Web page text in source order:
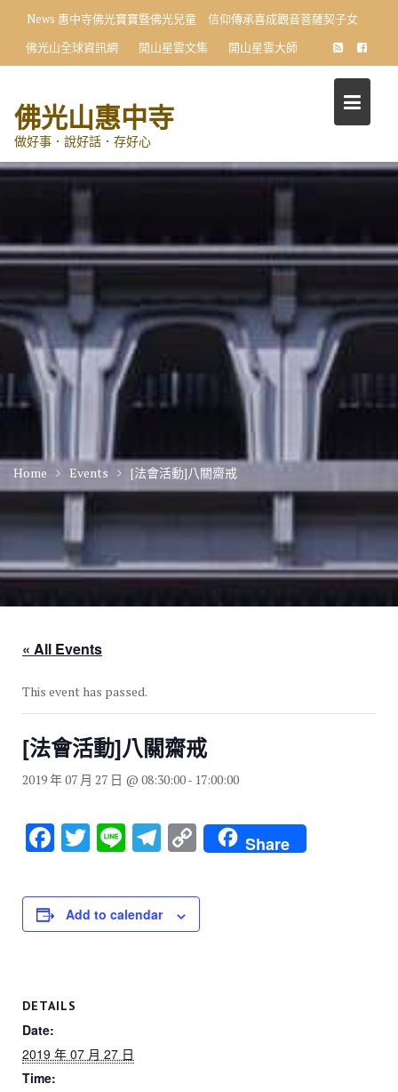
content
News 惠中寺佛光寶寶暨佛光兒童 信仰傳承喜成觀音菩薩契子女
佛光山全球資訊網
開山星雲文集 開山星雲大師
佛光山惠中寺
做好事．說好話．存好心
Home Events [法會活動]八關齋戒
« All Events
This event has passed.
[法會活動]八關齋戒
2019 年 07 月 27 日 @ 08:30:00- 17:00:00
F
c
e
o
k
T
tt
er
Li
e
T
e
gr
C
o
p
y
Share
Add to calendar
DETAILS
Date:
2019 年 07 月 27 日
Time: